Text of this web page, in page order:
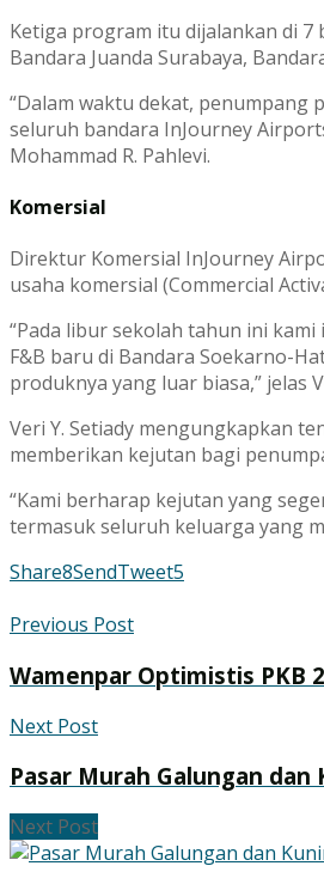
Ketiga program itu dijalankan di 7
Bandara Juanda Surabaya,
“Dalam waktu dekat,
seluruh bandara InJourney
Mohammad R. Pahlevi.
Komersial
Direktur Komersial InJourney
usaha komersial (Commercial
“Pada libur sekolah tahun ini
F&B baru di Bandara Soekarno-
produknya yang luar biasa,” jelas
Veri Y. Setiady mengungkapkan
memberikan kejutan bagi
“Kami berharap kejutan yang
termasuk seluruh keluarga yang
Share8SendTweet5
Previous Post
Wamenpar Optimistis PKB
Next Post
Pasar Murah Galungan
Next Post